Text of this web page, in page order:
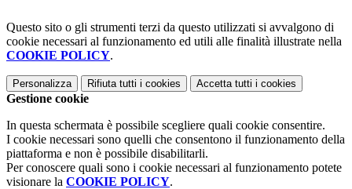
Questo sito o gli strumenti terzi da questo utilizzati si avvalgono di
cookie necessari al funzionamento ed utili alle finalità illustrate nella
COOKIE POLICY.
Personalizza Rifiuta tutti i cookies Accetta tutti i cookies
Gestione cookie
In questa schermata è possibile scegliere quali cookie consentire.
I cookie necessari sono quelli che consentono il funzionamento della
piattaforma e non è possibile disabilitarli.
Per conoscere quali sono i cookie necessari al funzionamento potete
visionare la COOKIE POLICY.